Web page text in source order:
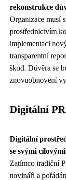
rekonstrukce
Organizace musí
prostřednictvím
implementaci
transparentní
škod. Důvěra se
znovuobnovení
Digitální
Digitální
se svými
Zatímco tradiční
novináři a